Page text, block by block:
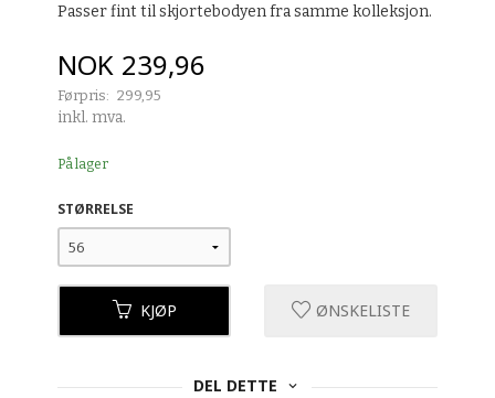
Passer fint til skjortebodyen fra samme kolleksjon.
Tilbud
NOK 239,96
Førpris: 299,95
Rabatt
inkl. mva.
På lager
STØRRELSE
KJØP ØNSKELISTE
DEL DETTE